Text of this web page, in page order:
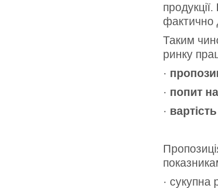
фактично
Таким
ринку
·
· попит
·
· сукупна